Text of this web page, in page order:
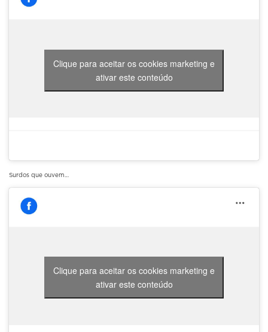
Clique para aceitar os cookies marketing e
ativar este conteúdo
Surdos que ouvem…
Clique para aceitar os cookies marketing e
ativar este conteúdo